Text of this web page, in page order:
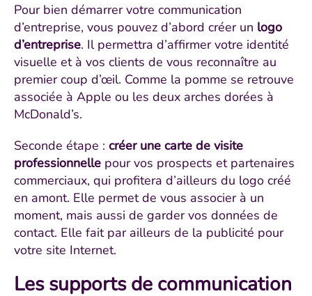
Pour bien démarrer votre communication
d’entreprise, vous pouvez d’abord créer un logo
d’entreprise. Il permettra d’affirmer votre identité
visuelle et à vos clients de vous reconnaître au
premier coup d’œil. Comme la pomme se retrouve
associée à Apple ou les deux arches dorées à
McDonald’s.
Seconde étape : créer une carte de visite
professionnelle pour vos prospects et partenaires
commerciaux, qui profitera d’ailleurs du logo créé
en amont. Elle permet de vous associer à un
moment, mais aussi de garder vos données de
contact. Elle fait par ailleurs de la publicité pour
votre site Internet.
Les supports de communication